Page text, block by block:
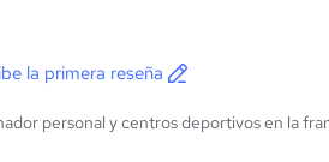
la primera reseña
personal y centros deportivos en la